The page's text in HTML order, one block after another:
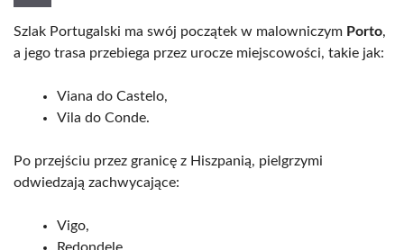
Szlak Portugalski ma swój początek w malowniczym Porto,
a jego trasa przebiega przez urocze miejscowości, takie jak:
Viana do Castelo,
Vila do Conde.
Po przejściu przez granicę z Hiszpanią, pielgrzymi
odwiedzają zachwycające:
Vigo,